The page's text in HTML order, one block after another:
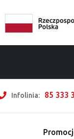
Infolinia: 85 333